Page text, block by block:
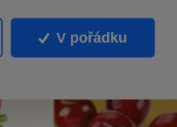
V pořádku